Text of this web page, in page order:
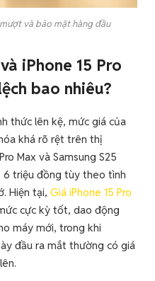
và bảo mật hàng đầu
iPhone 15 Pro
bao nhiêu?
thức lên kệ, mức giá của
khá rõ rệt trên thị
Max và Samsung S25
6 triệu đồng tùy theo tình
Hiện tại, Giá iPhone 15 Pro
cực kỳ tốt, dao động
máy mới, trong khi
đầu ra mắt thường có giá